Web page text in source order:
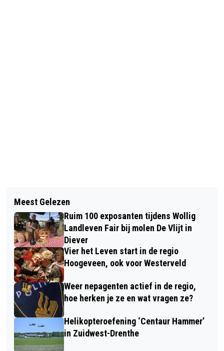
DJ BENS UIT DE WIJK KOMT MET
AANSTEKELIJKE WK-MEEZINGER
PROVINCIE DRENTHE GAAT
INVASIEVE SOORTEN GERICHT
AANPAKKEN
Meest Gelezen
Ruim 100 exposanten tijdens Wollig
Landleven Fair bij molen De Vlijt in
Diever
Vier het Leven start in de regio
Hoogeveen, ook voor Westerveld
Weer nepagenten actief in de regio,
hoe herken je ze en wat vragen ze?
Helikopteroefening ‘Centaur Hammer’
in Zuidwest-Drenthe